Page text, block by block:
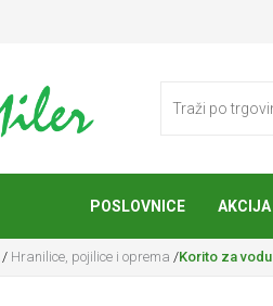
POSLOVNICE AKCIJA
/ Hranilice, pojilice i oprema /Korito za